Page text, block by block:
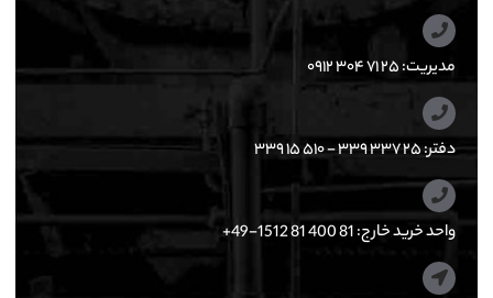
مدیریت: ۲۵ ۷۱ ۳۰۴ ۰۹۱۲
دفتر: ۲۵ ۳۳۷ ۳۳۹ - ۵۱۰ ۱۵ ۳۳۹
واحد خرید خارج: 81 400 81 1512-49+